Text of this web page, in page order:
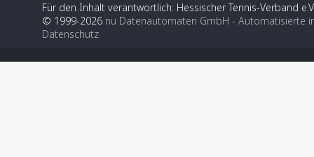
Für den Inhalt verantwortlich: Hessischer Tennis-Verband
© 1999-2026 nu Datenautomaten GmbH - Automatisierte
Datenschutz